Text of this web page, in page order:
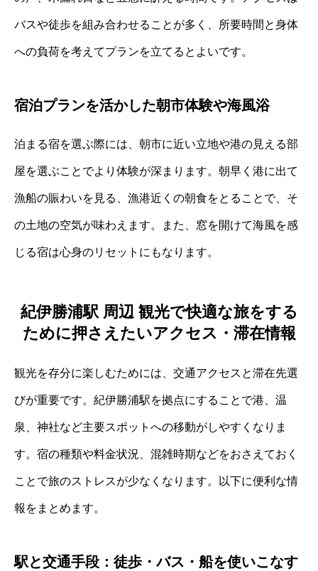
バスや徒歩を組み合わせることが多く、所要時間と身体
への負荷を考えてプランを立てるとよいです。
宿泊プランを活かした朝市体験や海風浴
泊まる宿を選ぶ際には、朝市に近い立地や港の見える部
屋を選ぶことでより体験が深まります。朝早く港に出て
漁船の賑わいを見る、漁港近くの朝食をとることで、そ
の土地の空気が味わえます。また、窓を開けて海風を感
じる宿は心身のリセットにもなります。
紀伊勝浦駅 周辺 観光で快適な旅をする
ために押さえたいアクセス・滞在情報
観光を存分に楽しむためには、交通アクセスと滞在先選
びが重要です。紀伊勝浦駅を拠点にすることで港、温
泉、神社など主要スポットへの移動がしやすくなりま
す。宿の種類や料金状況、混雑時期などをおさえておく
ことで旅のストレスが少なくなります。以下に便利な情
報をまとめます。
駅と交通手段：徒歩・バス・船を使いこなす